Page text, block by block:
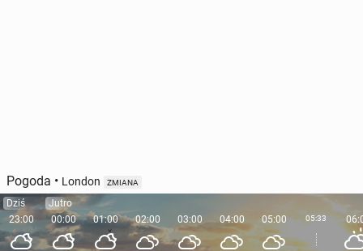
Pogoda • London ZMIANA
Dziś
23:00
Jutro
00:00
01:00 02:00 03:00 04:00 05:00 05:33